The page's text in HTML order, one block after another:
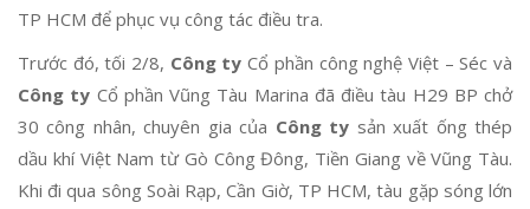
TP HCM để phục vụ công tác điều tra.
Trước đó, tối 2/8, Công ty Cổ phần công nghệ Việt – Séc và
Công ty Cổ phần Vũng Tàu Marina đã điều tàu H29 BP chở
30 công nhân, chuyên gia của Công ty sản xuất ống thép
dầu khí Việt Nam từ Gò Công Đông, Tiền Giang về Vũng Tàu.
Khi đi qua sông Soài Rạp, Cần Giờ, TP HCM, tàu gặp sóng lớn